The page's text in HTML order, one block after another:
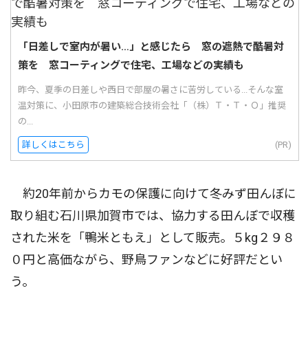
「日差しで室内が暑い…」と感じたら 窓の遮熱で酷暑対
策を 窓コーティングで住宅、工場などの実績も
昨今、夏季の日差しや西日で部屋の暑さに苦労している...そんな室
温対策に、小田原市の建築総合技術会社「（株）Ｔ・Ｔ・Ｏ」推奨
の...
詳しくはこちら (PR)
約20年前からカモの保護に向けて冬みず田んぼに
取り組む石川県加賀市では、協力する田んぼで収穫
された米を「鴨米ともえ」として販売。５kg２９８
０円と高価ながら、野鳥ファンなどに好評だとい
う。